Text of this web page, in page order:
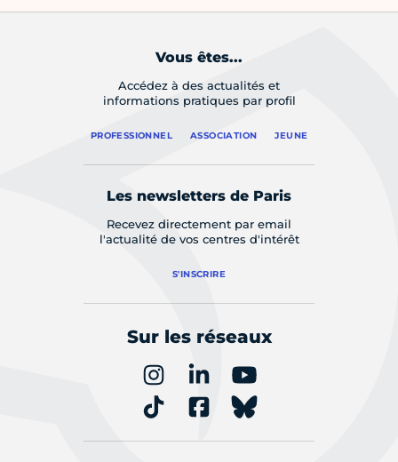
Vous êtes...
Accédez à des actualités et
informations pratiques par profil
PROFESSIONNEL ASSOCIATION JEUNE
Les newsletters de Paris
Recevez directement par email
l'actualité de vos centres d'intérêt
S'INSCRIRE
Sur les réseaux